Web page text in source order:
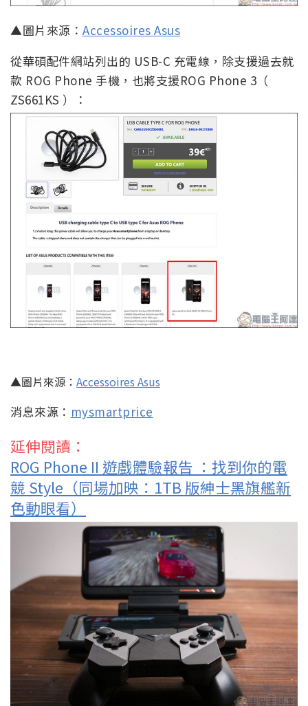
▲圖片來源： Accessoires Asus
從華碩配件網站列出的 USB-C 充電線，除支援過去就
款 ROG Phone 手機，也將支援ROG Phone 3（
ZS661KS ）：
▲圖片來源： Accessoires Asus
消息來源： mysmartprice
延伸閱讀：
ROG Phone II 遊戲體驗報告 ：找到你的電
競 Style（同場加映：1TB 版紳士黑旗艦新
色動眼看）